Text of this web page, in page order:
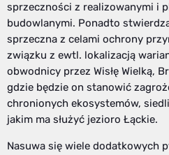
sprzeczności z realizowanymi i
budowlanymi. Ponadto
sprzeczna z celami ochrony
związku z ewtl. lokalizacją
obwodnicy przez Wisłę Wielką,
gdzie będzie on stanowić
chronionych ekosystemów,
jakim ma służyć jezioro
Nasuwa się wiele dodatkowych